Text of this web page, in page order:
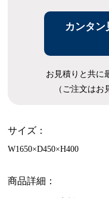
カンタ
お見積りと共に
（ご注文はお
サイズ：
W1650×D450×H400
商品詳細：